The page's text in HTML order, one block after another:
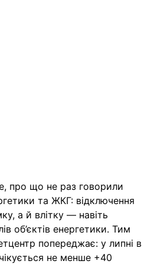
про що не раз говорили
та ЖКГ: відключення
а й влітку — навіть
об’єктів енергетики. Тим
попереджає: у липні в
не менше +40